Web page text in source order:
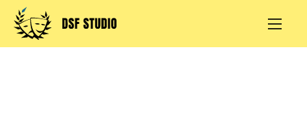
Skip
content